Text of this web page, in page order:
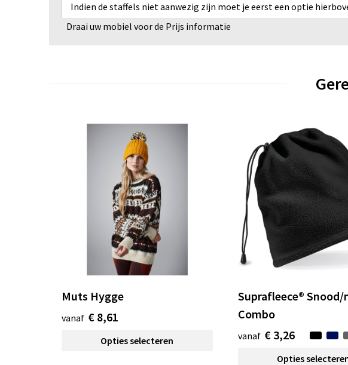
Indien de staffels niet aanwezig zijn moet je eerst een optie
Draai uw mobiel voor de Prijs informatie
Muts Hygge
vanaf € 8,61
Opties selecteren
Suprafleece®
Combo
vanaf € 3,26
Opties